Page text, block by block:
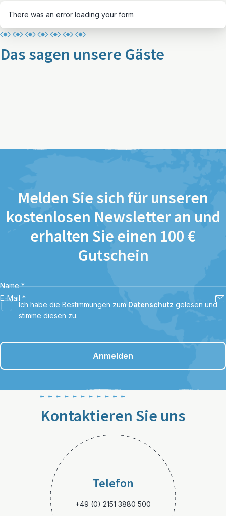
There was an error loading your form
Das sagen unsere Gäste
Melden Sie sich für unseren
kostenlosen Newsletter an und
erhalten Sie einen 100 €
Gutschein
Name *
E-Mail *
Ich habe die Bestimmungen zum Datenschutz gelesen und
stimme diesen zu.
Anmelden
Kontaktieren Sie uns
Telefon
+49 (0) 2151 3880 500